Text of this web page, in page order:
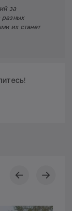
за
разных
их станет